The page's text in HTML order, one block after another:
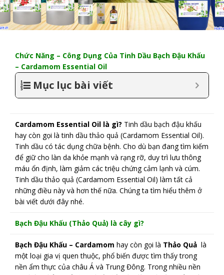
Chức Năng – Công Dụng Của Tinh Dầu Bạch Đậu Khấu
– Cardamom Essential Oil
Mục lục bài viết
Cardamom Essential Oil là gì? Tinh dầu bạch đậu khấu
hay còn gọi là tinh dầu thảo quả (Cardamom Essential Oil).
Tinh dầu có tác dụng chữa bệnh. Cho dù bạn đang tìm kiếm
để giữ cho làn da khỏe mạnh và rạng rỡ, duy trì lưu thông
máu ổn định, làm giảm các triệu chứng cảm lạnh và cúm.
Tinh dầu thảo quả (Cardamom Essential Oil) làm tất cả
những điều này và hơn thế nữa. Chúng ta tìm hiểu thêm ở
bài viết dưới đây nhé.
Bạch Đậu Khấu (Thảo Quả) là cây gì?
Bạch Đậu Khấu – Cardamom hay còn gọi là Thảo Quả là
một loại gia vị quen thuộc, phổ biến được tìm thấy trong
nền ẩm thực của châu Á và Trung Đông. Trong nhiều nền